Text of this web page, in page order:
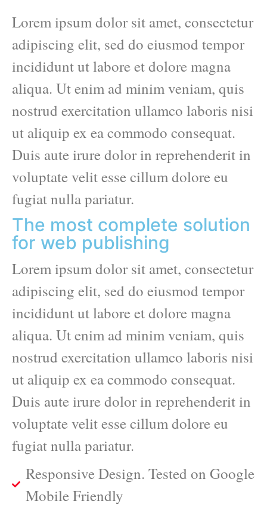
Lorem ipsum dolor sit amet, consectetur
adipiscing elit, sed do eiusmod tempor
incididunt ut labore et dolore magna
aliqua. Ut enim ad minim veniam, quis
nostrud exercitation ullamco laboris nisi
ut aliquip ex ea commodo consequat.
Duis aute irure dolor in reprehenderit in
voluptate velit esse cillum dolore eu
fugiat nulla pariatur.
The most complete solution
for web publishing
Lorem ipsum dolor sit amet, consectetur
adipiscing elit, sed do eiusmod tempor
incididunt ut labore et dolore magna
aliqua. Ut enim ad minim veniam, quis
nostrud exercitation ullamco laboris nisi
ut aliquip ex ea commodo consequat.
Duis aute irure dolor in reprehenderit in
voluptate velit esse cillum dolore eu
fugiat nulla pariatur.
Responsive Design. Tested on Google
Mobile Friendly